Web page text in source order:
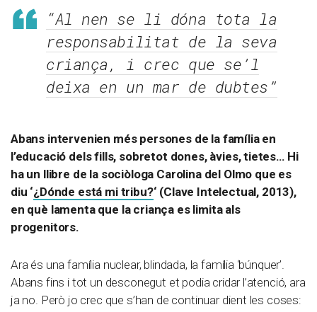
“Al nen se li dóna tota la
responsabilitat de la seva
criança, i crec que se’l
deixa en un mar de dubtes”
Abans intervenien més persones de la família en
l’educació dels fills, sobretot dones, àvies, tietes… Hi
ha un llibre de la sociòloga Carolina del Olmo que es
diu ‘¿Dónde está mi tribu?‘ (Clave Intelectual, 2013),
en què lamenta que la criança es limita als
progenitors.
Ara és una família nuclear, blindada, la família ‘búnquer’.
Abans fins i tot un desconegut et podia cridar l’atenció, ara
ja no. Però jo crec que s’han de continuar dient les coses: